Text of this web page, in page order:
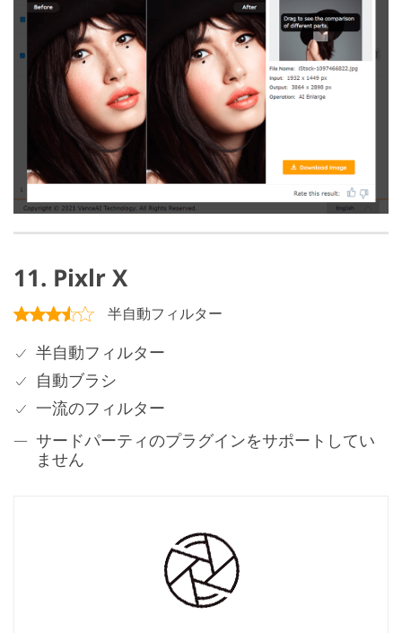
11. Pixlr X
半自動フィルター
半自動フィルター
自動ブラシ
一流のフィルター
サードパーティのプラグインをサポートしてい
ません